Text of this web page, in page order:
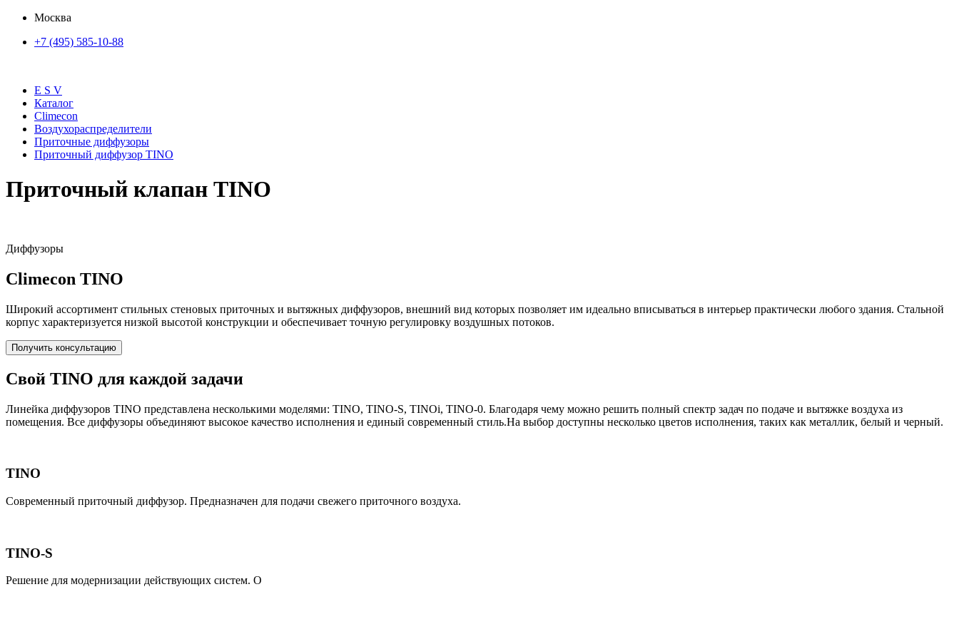
Москва
+7 (495) 585-10-88
E S V
Каталог
Climecon
Воздухораcпределители
Приточные диффузоры
Приточный диффузор TINO
Приточный клапан TINO
Диффузоры
Climecon TINO
Широкий ассортимент стильных стеновых приточных и вытяжных диффузоров, внешний вид которых позволяет им идеально вписываться в интерьер практически любого здания. Стальной
корпус характеризуется низкой высотой конструкции и обеспечивает точную регулировку воздушных потоков.
Получить консультацию
Свой TINO для каждой задачи
Линейка диффузоров TINO представлена несколькими моделями: TINO, TINO-S, TINOi, TINO-0. Благодаря чему можно решить полный спектр задач по подаче и вытяжке воздуха из
помещения. Все диффузоры объединяют высокое качество исполнения и единый современный стиль.На выбор доступны несколько цветов исполнения, таких как металлик, белый и черный.
TINO
Современный приточный диффузор. Предназначен для подачи свежего приточного воздуха.
TINO-S
Решение для модернизации действующих систем. О